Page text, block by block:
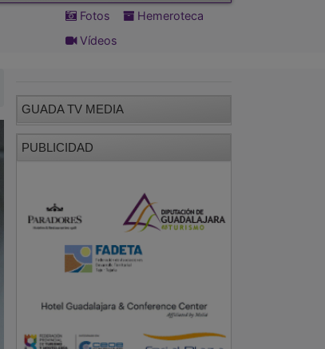
Fotos
Hemeroteca
Vídeos
GUADA TV MEDIA
PUBLICIDAD